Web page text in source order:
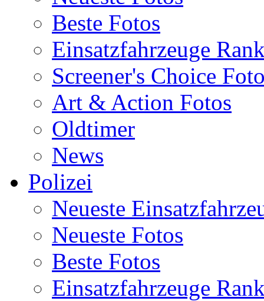
Beste Fotos
Einsatzfahrzeuge
Screener's Choice
Art & Action Fotos
Oldtimer
News
Polizei
Neueste
Neueste Fotos
Beste Fotos
Einsatzfahrzeuge